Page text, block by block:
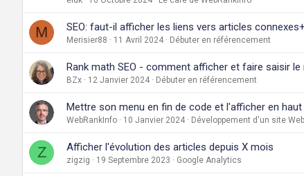
M SEO: faut-il afficher les liens vers articles
Merisier88 11 Avril 2024 Débuter en référencement
Rank math SEO - comment afficher et faire saisir
BZx 12 Janvier 2024 Débuter en référencement
Mettre son menu en fin de code et l'afficher en haut
WebRankInfo 10 Janvier 2024 Développement d'un site
Z Afficher l'évolution des articles depuis X mois
zigzig 19 Septembre 2023 Google Analytics